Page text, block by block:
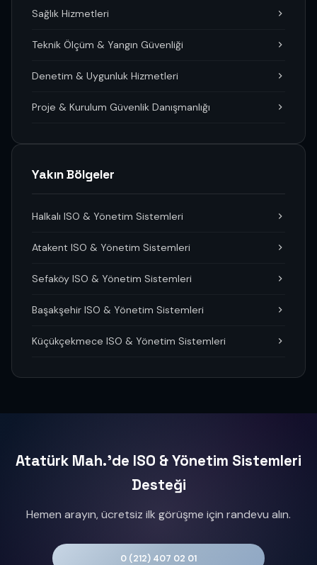
Sağlık Hizmetleri
Teknik Ölçüm & Yangın Güvenliği
Denetim & Uygunluk Hizmetleri
Proje & Kurulum Güvenlik Danışmanlığı
Yakın Bölgeler
Halkalı ISO & Yönetim Sistemleri
Atakent ISO & Yönetim Sistemleri
Sefaköy ISO & Yönetim Sistemleri
Başakşehir ISO & Yönetim Sistemleri
Küçükçekmece ISO & Yönetim Sistemleri
Atatürk Mah.'de ISO & Yönetim Sistemleri
Desteği
Hemen arayın, ücretsiz ilk görüşme için randevu alın.
0 (212) 407 02 01